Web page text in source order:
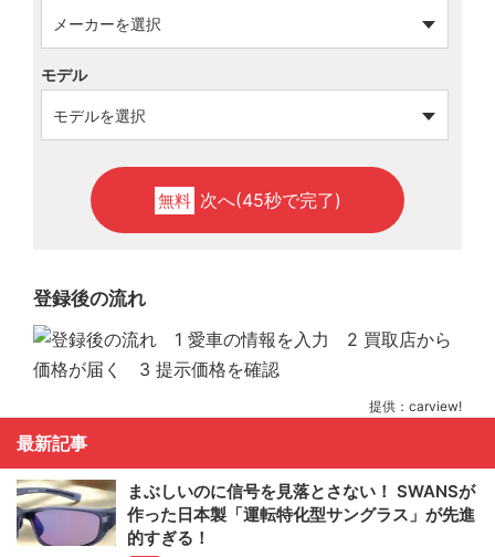
モデル
無料 次へ(45秒で完了)
登録後の流れ
提供：carview!
最新記事
まぶしいのに信号を見落とさない！ SWANSが
作った日本製「運転特化型サングラス」が先進
的すぎる！